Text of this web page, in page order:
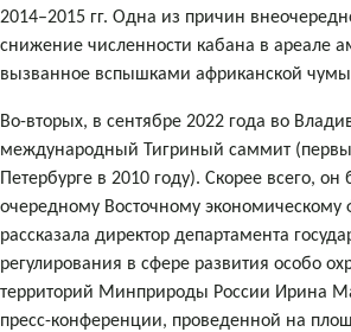
2014–2015 гг. Одна из причин
снижение численности кабана в ареале
вызванное вспышками африканской
Во-вторых, в сентябре 2022 года во
международный Тигриный саммит
Петербурге в 2010 году). Скорее всего, он
очередному Восточному экономическому
рассказала директор департамента
регулирования в сфере развития особо
территорий Минприроды России Ирина
пресс-конференции, проведенной на